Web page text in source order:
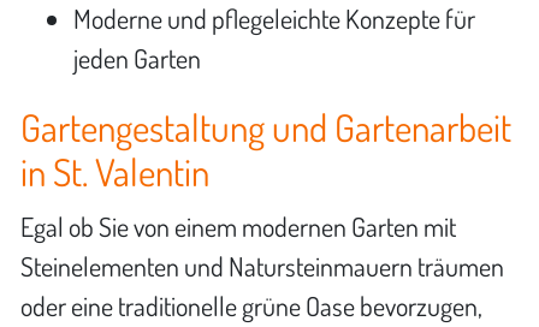
Moderne und pflegeleichte Konzepte für
jeden Garten
Gartengestaltung und Gartenarbeit
in St. Valentin
Egal ob Sie von einem modernen Garten mit
Steinelementen und Natursteinmauern träumen
oder eine traditionelle grüne Oase bevorzugen,